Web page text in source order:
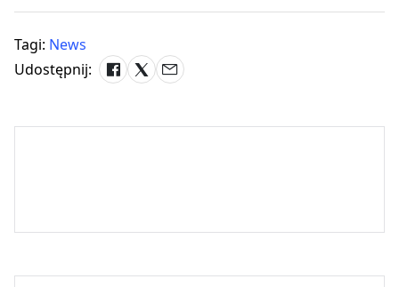
Tagi: News
Udostępnij: